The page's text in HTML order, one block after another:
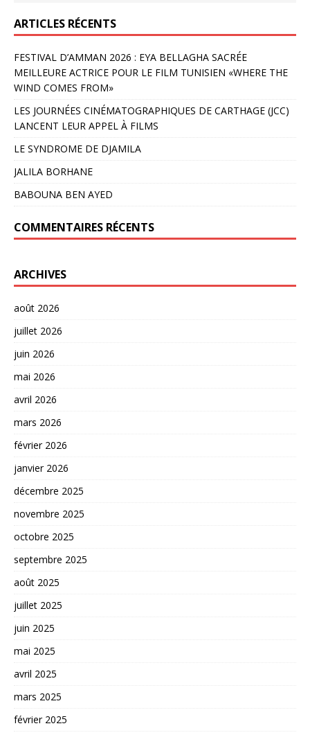
ARTICLES RÉCENTS
FESTIVAL D’AMMAN 2026 : EYA BELLAGHA SACRÉE
MEILLEURE ACTRICE POUR LE FILM TUNISIEN «WHERE THE
WIND COMES FROM»
LES JOURNÉES CINÉMATOGRAPHIQUES DE CARTHAGE (JCC)
LANCENT LEUR APPEL À FILMS
LE SYNDROME DE DJAMILA
JALILA BORHANE
BABOUNA BEN AYED
COMMENTAIRES RÉCENTS
ARCHIVES
août 2026
juillet 2026
juin 2026
mai 2026
avril 2026
mars 2026
février 2026
janvier 2026
décembre 2025
novembre 2025
octobre 2025
septembre 2025
août 2025
juillet 2025
juin 2025
mai 2025
avril 2025
mars 2025
février 2025